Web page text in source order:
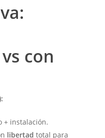
con
+ instalación.
libertad total para